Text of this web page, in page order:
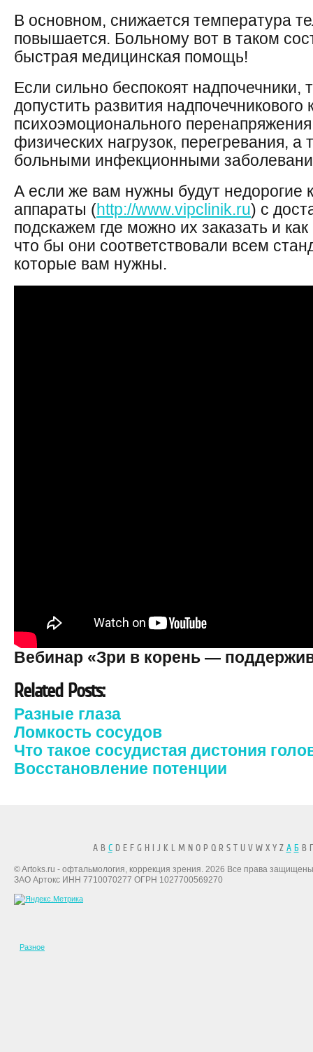
В основном, снижается температура
повышается. Больному вот в таком
быстрая медицинская помощь!
Если сильно беспокоят
допустить развития надпочечникового
психоэмоционального
физических нагрузок, перегревания, а
больными инфекционными
А если же вам нужны будут недорогие
аппараты (http://www.vipclinik.ru) с
подскажем где можно их заказать и
что бы они соответствовали всем
которые вам нужны.
Вебинар «Зри в корень —
Related Posts:
Разные глаза
Ломкость сосудов
Что такое сосудистая дистония
Восстановление потенции
A B CD E F G H I J K L M N O P Q R S T U V W X Y Z А БВ
© Artoks.ru - офтальмология, коррекция зрения. 2026 Все права
ЗАО Артокс ИНН 7710070277 ОГРН 1027700569270
Разное